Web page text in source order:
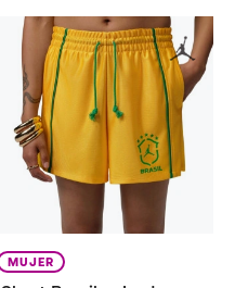
MUJER